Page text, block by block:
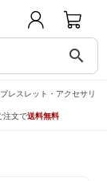
search
レスレット・アクセサリ
注文で送料無料